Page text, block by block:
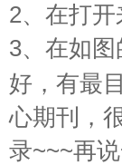
2、在打开
3、在如
好，有最
心期刊，
录~~~再